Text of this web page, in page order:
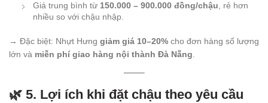
Giá trung bình từ 150.000 – 900.000 đồng/chậu , rẻ hơn
nhiều so với chậu nhập.
→ Đặc biệt: Nhựt Hưng giảm giá 10–20% cho đơn hàng số lượng
lớn và miễn phí giao hàng nội thành Đà Nẵng
🌿 5. Lợi ích khi đặt chậu theo yêu cầu